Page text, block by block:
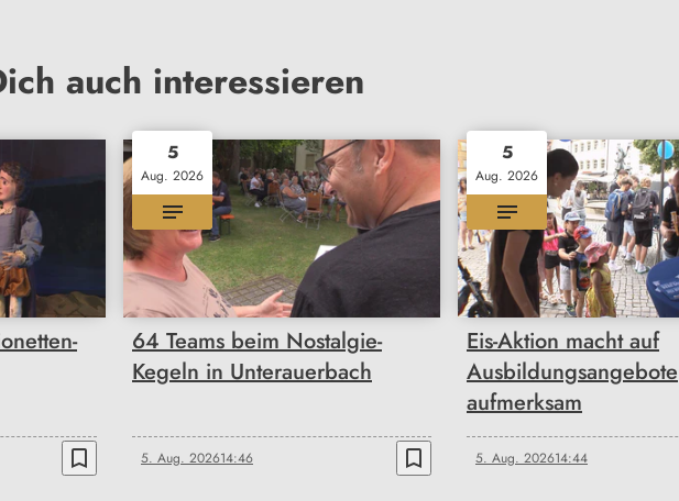
auch interessieren
bookmark_border
5
Aug. 2026
64 Teams beim Nostalgie-
Kegeln in Unterauerbach
5. Aug. 202614:46 bookmark_border
5
Aug. 2026
Eis-Aktion macht auf
Ausbildungsangebote
aufmerksam
5. Aug. 202614:44